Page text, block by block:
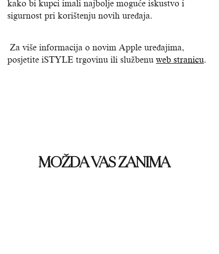
kako bi kupci imali najbolje moguće iskustvo i
sigurnost pri korištenju novih uređaja.
Za više informacija o novim Apple uređajima,
posjetite iSTYLE trgovinu ili službenu web stranicu.
MOŽDA VAS ZANIMA